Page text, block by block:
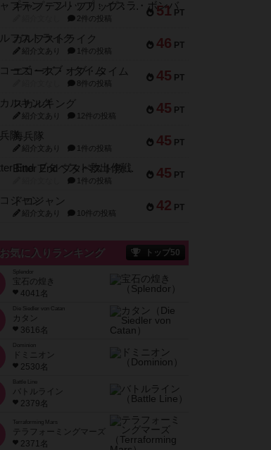
51 PT
キャプテン・フリップ：イスラ・ボンバ
2件の投稿
46 PT
ガルフストライク
紹介文あり 1件の投稿
45 PT
エコーズ・オブ・タイム
8件の投稿
45 PT
スカルキング
紹介文あり 12件の投稿
45 PT
海兵隊
紹介文あり 1件の投稿
45 PT
Bitter End ブタペスト救出作戦
1件の投稿
42 PT
ドコジャン
紹介文あり 10件の投稿
お気に入りランキング トップ50
宝石の煌き
4041名
Die Siedler von Catan
カタン
3616名
ドミニオン
2530名
Battle Line
バトルライン
2379名
Terraforming Mars
テラフォーミングマーズ
2371名